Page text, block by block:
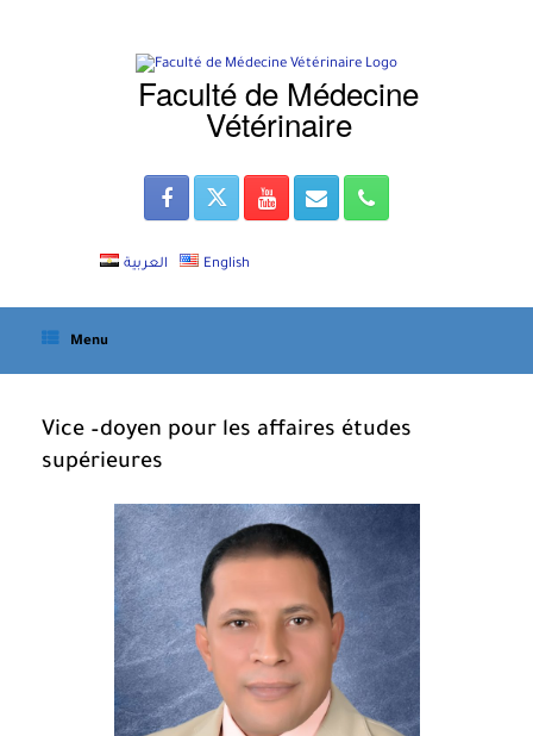
Faculté de Médecine
Vétérinaire
العربية English
Menu
Vice –doyen pour les affaires études
supérieures